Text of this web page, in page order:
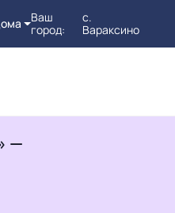
Ваш
город:
с.
Вараксино
—